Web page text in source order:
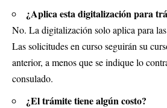
¿Aplica esta digitalización para
No. La digitalización solo aplica para las
Las solicitudes en curso seguirán su
anterior, a menos que se indique lo
consulado.
¿El trámite tiene algún costo?